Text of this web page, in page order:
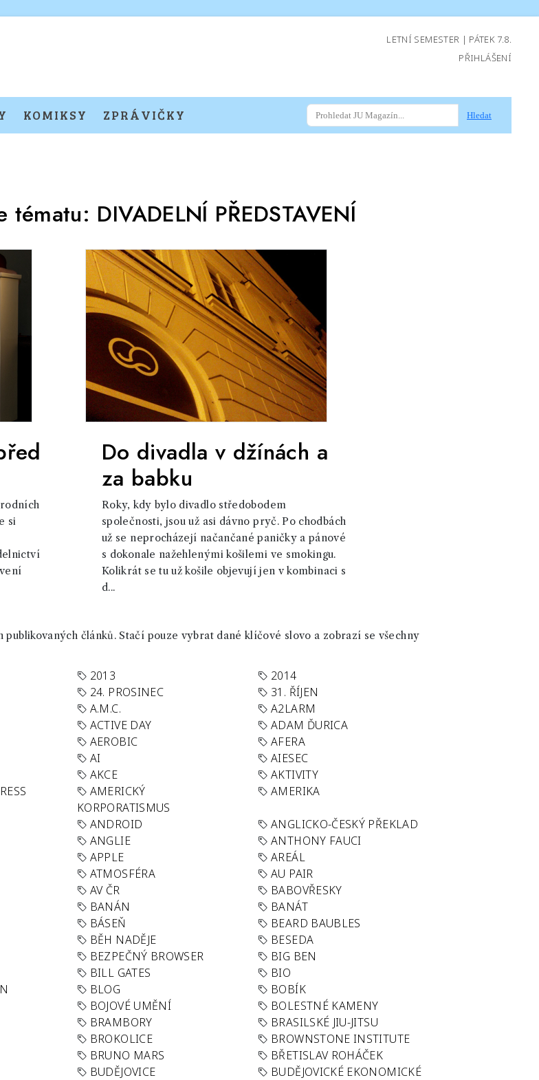
LETNÍ SEMESTER | PÁTEK 7.8.
PŘIHLÁŠENÍ
KOMIKSY ZPRÁVIČKY Hledat
tématu: DIVADELNÍ PŘEDSTAVENÍ
si
Do divadla v džínách a
za babku
Roky, kdy bylo divadlo středobodem
společnosti, jsou už asi dávno pryč. Po chodbách
už se neprocházejí načančané paničky a pánové
s dokonale nažehlenými košilemi ve smokingu.
Kolikrát se tu už košile objevují jen v kombinaci s
d...
článků. Stačí pouze vybrat dané klíčové slovo a zobrazí se všechny
2013
2014
24. PROSINEC
31. ŘÍJEN
A.M.C.
A2LARM
ACTIVE DAY
ADAM ĎURICA
AEROBIC
AFERA
AI
AIESEC
AKCE
AKTIVITY
AMERICKÝ
KORPORATISMUS
AMERIKA
ANDROID
ANGLICKO-ČESKÝ PŘEKLAD
ANGLIE
ANTHONY FAUCI
APPLE
AREÁL
ATMOSFÉRA
AU PAIR
AV ČR
BABOVŘESKY
BANÁN
BANÁT
BÁSEŇ
BEARD BAUBLES
BĚH NADĚJE
BESEDA
BEZPEČNÝ BROWSER
BIG BEN
BILL GATES
BIO
BLOG
BOBÍK
BOJOVÉ UMĚNÍ
BOLESTNÉ KAMENY
BRAMBORY
BRASILSKÉ JIU-JITSU
BROKOLICE
BROWNSTONE INSTITUTE
BRUNO MARS
BŘETISLAV ROHÁČEK
BUDĚJOVICE
BUDĚJOVICKÉ EKONOMICKÉ